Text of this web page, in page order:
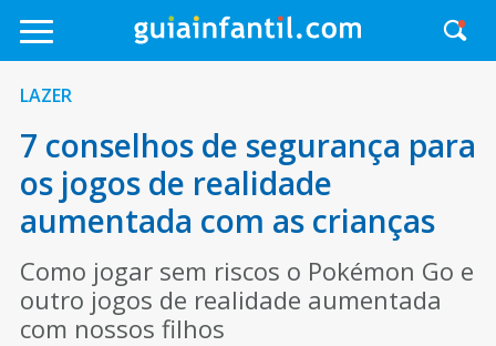
LAZER
7 conselhos de segurança para
os jogos de realidade
aumentada com as crianças
Como jogar sem riscos o Pokémon Go e
outro jogos de realidade aumentada
com nossos filhos